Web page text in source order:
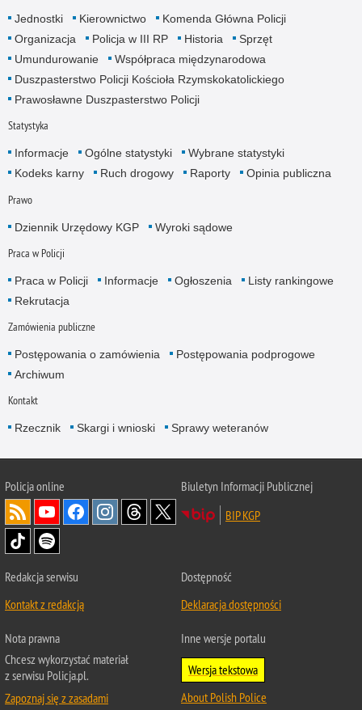
Jednostki Kierownictwo
Komenda Główna Policji
Organizacja
Policja w III RP Historia
Sprzęt
Umundurowanie
Współpraca międzynarodowa
Duszpasterstwo Policji Kościoła Rzymskokatolickiego
Prawosławne Duszpasterstwo Policji
Statystyka
Informacje Ogólne statystyki
Wybrane statystyki
Kodeks karny
Ruch drogowy Raporty Opinia publiczna
Prawo
Dziennik Urzędowy KGP Wyroki sądowe
Praca w Policji
Praca w Policji Informacje Ogłoszenia
Listy rankingowe
Rekrutacja
Zamówienia publiczne
Postępowania o zamówienia
Postępowania podprogowe
Archiwum
Kontakt
Rzecznik Skargi i wnioski Sprawy weteranów
Policjaonline
Biuletyn Informacji Publicznej
BIP KGP
Redakcja serwisu
Kontakt z redakcją
Dostępność
Deklaracja dostępności
Nota prawna
Chcesz wykorzystać materiał
z serwisu Policja.pl.
Zapoznaj się z zasadami
Inne wersje portalu
Wersja tekstowa
About Polish Police